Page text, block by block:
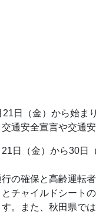
日（金）から始
通安全宣言や交通
日（金）から30日
の確保と高齢運転
チャイルドシート
。また、秋田県で